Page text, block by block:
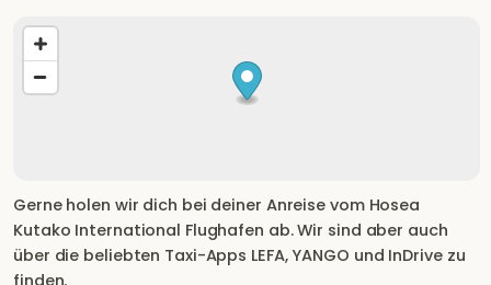
Gerne holen wir dich bei deiner Anreise vom Hosea
Kutako International Flughafen ab. Wir sind aber auch
über die beliebten Taxi-Apps LEFA, YANGO und InDrive zu
finden.